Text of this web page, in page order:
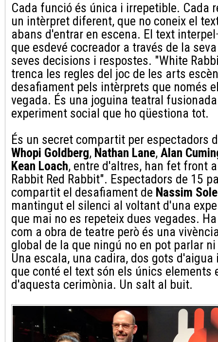
Cada funció és única i irrepetible. Cada
un intèrpret diferent, que no coneix el
abans d'entrar en escena. El text
que esdevé cocreador a través de la
seves decisions i respostes. "White
trenca les regles del joc de les arts
desafiament pels intèrprets que només
vegada. És una joguina teatral
experiment social que ho qüestiona tot.
És un secret compartit per espectadors
Whopi Goldberg, Nathan Lane, Alan
Kean Loach, entre d'altres, han fet front
Rabbit Red Rabbit". Espectadors de 15
compartit el desafiament de Nassim
mantingut el silenci al voltant d'una
que mai no es repeteix dues vegades.
com a obra de teatre però és una
global de la que ningú no en pot parlar
Una escala, una cadira, dos gots
que conté el text són els únics elements
d'aquesta cerimònia. Un salt al buit.